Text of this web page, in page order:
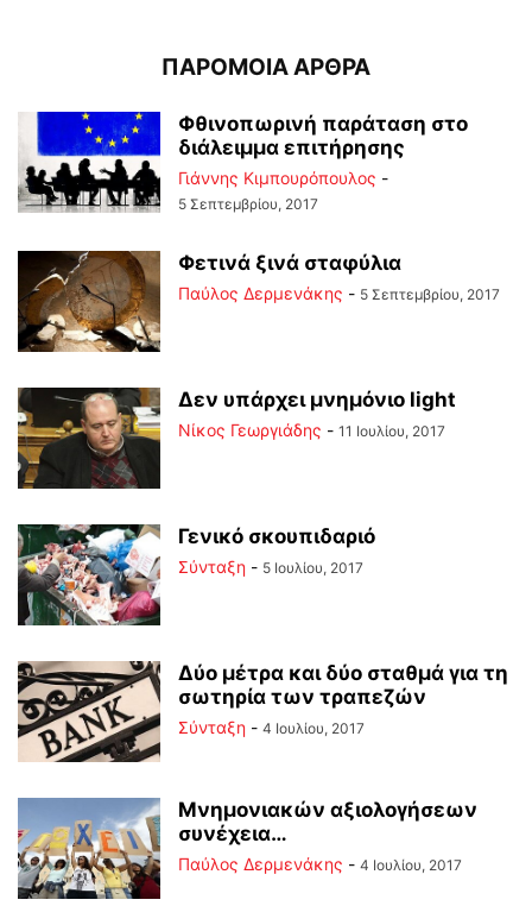
ΠΑΡΟΜΟΙΑ ΑΡΘΡΑ
Φθινοπωρινή παράταση στο
διάλειμμα επιτήρησης
Γιάννης Κιμπουρόπουλος -
5 Σεπτεμβρίου, 2017
Φετινά ξινά σταφύλια
Παύλος Δερμενάκης - 5 Σεπτεμβρίου, 2017
Δεν υπάρχει μνημόνιο light
Νίκος Γεωργιάδης - 11 Ιουλίου, 2017
Γενικό σκουπιδαριό
Σύνταξη - 5 Ιουλίου, 2017
Δύο μέτρα και δύο σταθμά για τη
σωτηρία των τραπεζών
Σύνταξη - 4 Ιουλίου, 2017
Μνημονιακών αξιολογήσεων
συνέχεια…
Παύλος Δερμενάκης - 4 Ιουλίου, 2017